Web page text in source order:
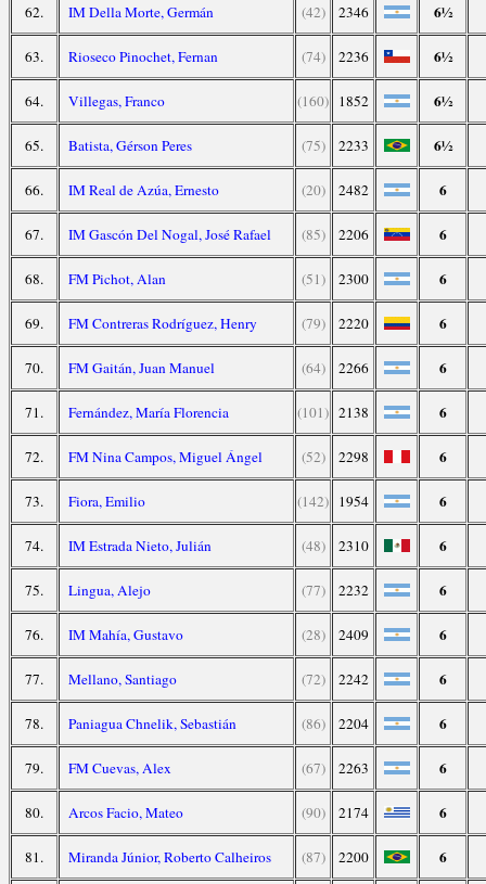
62. IM Della Morte, Germán (42) 2346 6½
63. Rioseco Pinochet, Fernan (74) 2236 6½
64. Villegas, Franco (160) 1852 6½
65. Batista, Gérson Peres (75) 2233 6½
66. IM Real de Azúa, Ernesto (20) 2482 6
67. IM Gascón Del Nogal, José Rafael (85) 2206 6
68. FM Pichot, Alan (51) 2300 6
69. FM Contreras Rodríguez, Henry (79) 2220 6
70. FM Gaitán, Juan Manuel (64) 2266 6
71. Fernández, María Florencia (101) 2138 6
72. FM Nina Campos, Miguel Ángel (52) 2298 6
73. Fiora, Emilio (142) 1954 6
74. IM Estrada Nieto, Julián (48) 2310 6
75. Lingua, Alejo (77) 2232 6
76. IM Mahía, Gustavo (28) 2409 6
77. Mellano, Santiago (72) 2242 6
78. Paniagua Chnelik, Sebastián (86) 2204 6
79. FM Cuevas, Alex (67) 2263 6
80. Arcos Facio, Mateo (90) 2174 6
81. Miranda Júnior, Roberto Calheiros (87) 2200 6